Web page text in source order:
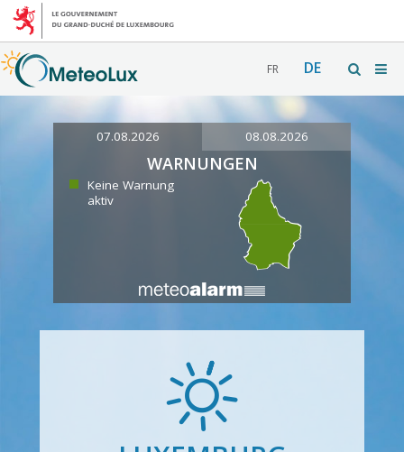
FR DE
07.08.2026 08.08.2026
WARNUNGEN
Keine Warnung
aktiv